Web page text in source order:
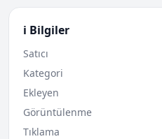
ℹ️ Bilgiler
Satıcı
Kategori
Ekleyen
Görüntülenme
Tıklama